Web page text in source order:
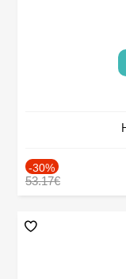
-30%
53.17€